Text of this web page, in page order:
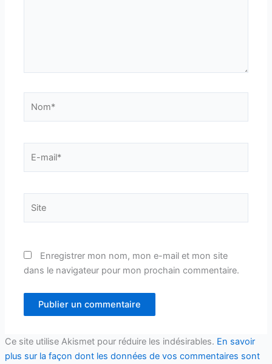
mail*
Enregistrer mon nom, mon e-mail et mon site
dans le navigateur pour mon prochain commentaire.
Ce site utilise Akismet pour réduire les indésirables. En savoir
plus sur la façon dont les données de vos commentaires sont